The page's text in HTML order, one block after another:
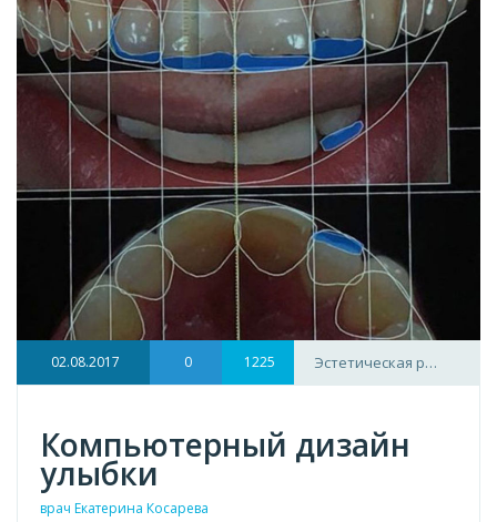
02.08.2017 0 1225 Эстетическая р…
Компьютерный дизайн
улыбки
врач Екатерина Косарева